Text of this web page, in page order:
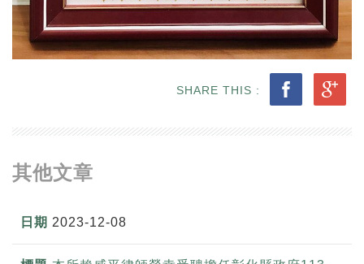
SHARE THIS :
其他文章
2023-12-08